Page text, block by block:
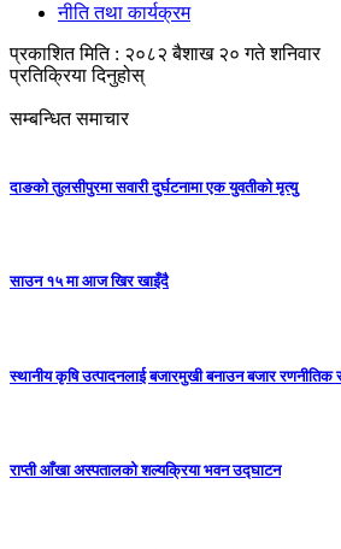
नीति तथा कार्यक्रम
प्रकाशित मिति : २०८२ बैशाख २० गते शनिवार
प्रतिक्रिया दिनुहोस्
सम्बन्धित समाचार
दाङको तुलसीपुरमा सवारी दुर्घटनामा एक युवतीको मृत्यु
साउन १५ मा आज खिर खाइँदै
स्थानीय कृषि उत्पादनलाई बजारमुखी बनाउन बजार
राप्ती आँखा अस्पतालको शल्यक्रिया भवन उद्घाटन